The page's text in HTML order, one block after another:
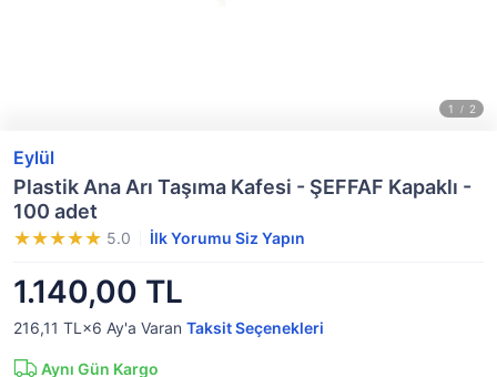
Eylül
Plastik Ana Arı Taşıma Kafesi - ŞEFFAF Kapaklı -
100 adet
5.0 İlk Yorumu Siz Yapın
1.140,00 TL
216,11 TL×6 Ay'a Varan Taksit Seçenekleri
Aynı Gün Kargo